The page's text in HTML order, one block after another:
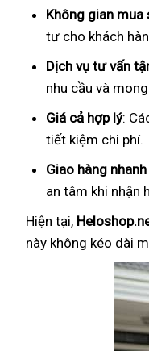
Không gian
tư cho khách
Dịch vụ tư vấn
nhu cầu và
Giá cả hợp lý:
tiết kiệm chi phí.
Giao hàng
an tâm khi nhận
Hiện tại,
này không kéo dài